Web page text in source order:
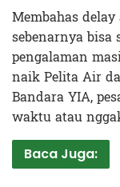
Membahas
sebenarnya
pengalaman
naik Pelita Air
Bandara YIA,
waktu atau
Baca Juga: